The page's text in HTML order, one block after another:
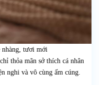
nhàng, tươi mới
thỏa mãn sở thích cá nhân
nghi và vô cùng ấm cúng.